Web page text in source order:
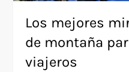
Los mejores
de montaña
viajeros